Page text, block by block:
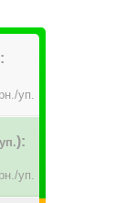
уп.
):
уп.